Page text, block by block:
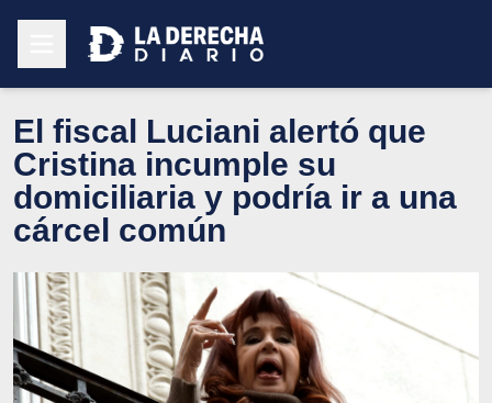
El fiscal Luciani alertó que
Cristina incumple su
domiciliaria y podría ir a una
cárcel común